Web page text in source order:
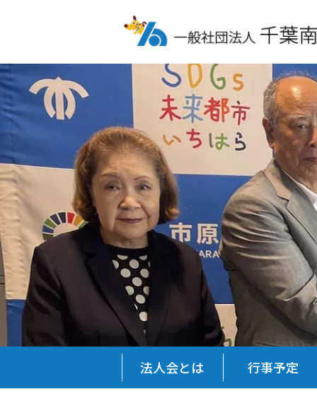
法人会とは 行事予定